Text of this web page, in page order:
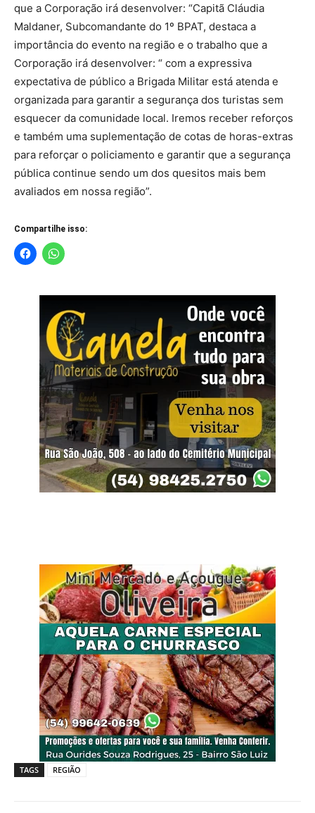
que a Corporação irá desenvolver: “Capitã Cláudia
Maldaner, Subcomandante do 1º BPAT, destaca a
importância do evento na região e o trabalho que a
Corporação irá desenvolver: “ com a expressiva
expectativa de público a Brigada Militar está atenda e
organizada para garantir a segurança dos turistas sem
esquecer da comunidade local. Iremos receber reforços
e também uma suplementação de cotas de horas-extras
para reforçar o policiamento e garantir que a segurança
pública continue sendo um dos quesitos mais bem
avaliados em nossa região”.
Compartilhe isso:
TAGS REGIÃO